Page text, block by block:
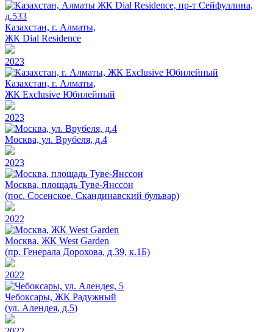
Казахстан, г. Алматы,
ЖК Dial Residence
2023
Казахстан, г. Алматы,
ЖК Exclusive Юбилейный
2023
Москва, ул. Врубеля, д.4
2023
Москва, площадь Туве-Янссон
(пос. Сосенское, Скандинавский бульвар)
2022
Москва, ЖК West Garden
(пр. Генерала Дорохова, д.39, к.1Б)
2022
Чебоксары, ЖК Радужный
(ул. Алендея, д.5)